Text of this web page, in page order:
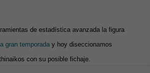
de estadística avanzada la figura
gran temporada y hoy diseccionamos
con su posible fichaje.